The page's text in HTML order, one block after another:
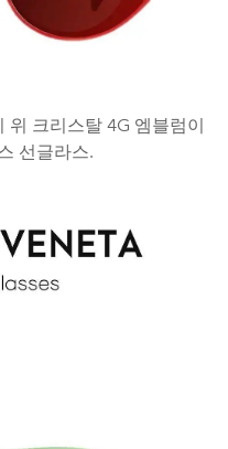
위 크리스탈 4G 엠블럼이
선글라스.